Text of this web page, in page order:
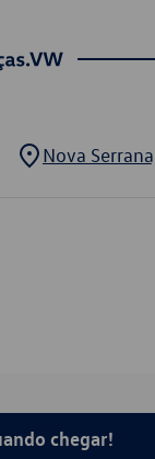
Nova Serrana
chegar!